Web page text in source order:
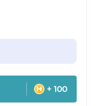
+ 100